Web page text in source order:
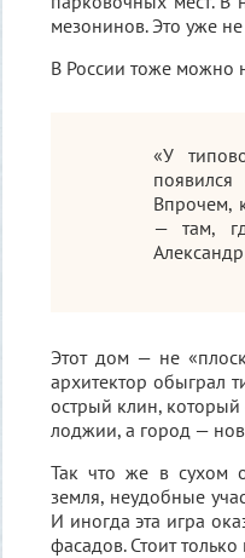
мезонинов. Это уже
В России тоже можно
«У
Впрочем,
— там,
Этот дом — не
архитектор обыграл
острый клин,
лоджии, а город —
Так что же в сухом
земля, неудобные
И иногда эта игра
фасадов. Стоит